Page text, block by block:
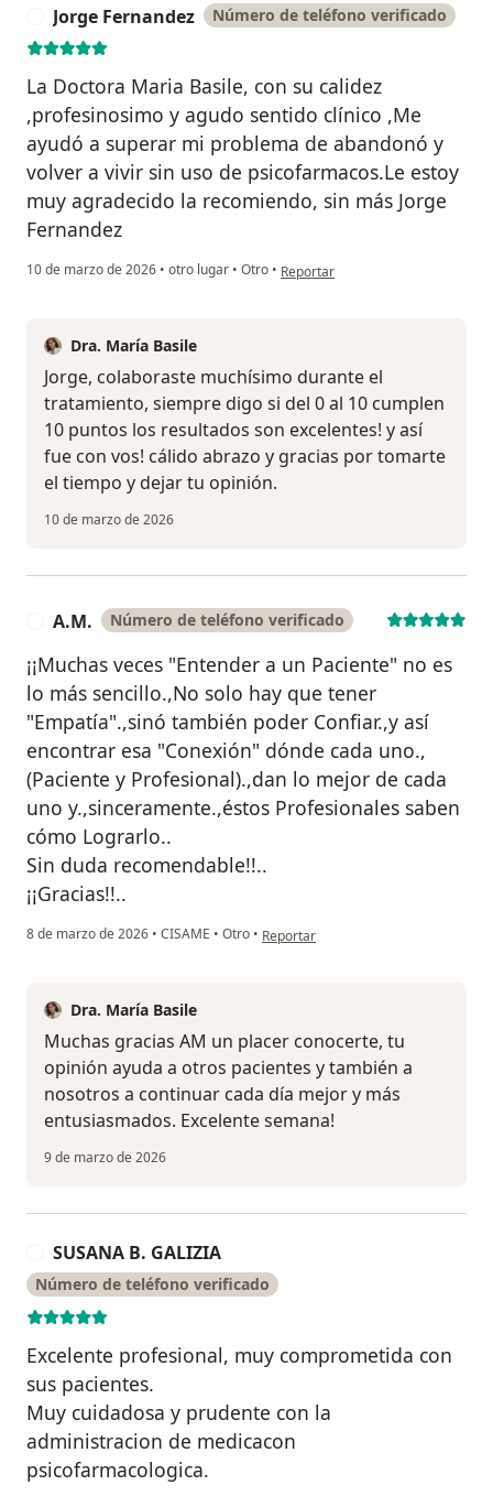
Jorge Fernandez Número de teléfono verificado
La Doctora Maria Basile, con su calidez
,profesinosimo y agudo sentido clínico ,Me
ayudó a superar mi problema de abandonó y
volver a vivir sin uso de psicofarmacos.Le estoy
muy agradecido la recomiendo, sin más Jorge
Fernandez
10 de marzo de 2026 • otro lugar • Otro • en opinión del usuario Jorge
Reportar
Dra. María Basile
Jorge, colaboraste muchísimo durante el
tratamiento, siempre digo si del 0 al 10 cumplen
10 puntos los resultados son excelentes! y así
fue con vos! cálido abrazo y gracias por tomarte
el tiempo y dejar tu opinión.
10 de marzo de 2026
A.M. Número de teléfono verificado
¡¡Muchas veces "Entender a un Paciente" no es
lo más sencillo.,No solo hay que tener
"Empatía".,sinó también poder Confiar.,y así
encontrar esa "Conexión" dónde cada uno.,
(Paciente y Profesional).,dan lo mejor de cada
uno y.,sinceramente.,éstos Profesionales saben
cómo Lograrlo..
Sin duda recomendable!!..
¡¡Gracias!!..
8 de marzo de 2026 • CISAME • Otro • en opinión del usuario A.M.
Reportar
Dra. María Basile
Muchas gracias AM un placer conocerte, tu
opinión ayuda a otros pacientes y también a
nosotros a continuar cada día mejor y más
entusiasmados. Excelente semana!
9 de marzo de 2026
SUSANA B. GALIZIA
Número de teléfono verificado
Excelente profesional, muy comprometida con
sus pacientes.
Muy cuidadosa y prudente con la
administracion de medicacon
psicofarmacologica.